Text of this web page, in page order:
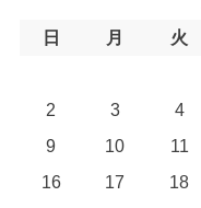
日
月 火
2
3 4
9
10 11
16
17 18